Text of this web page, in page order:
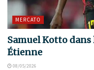
MERCATO
Samuel Kotto
Étienne
08/05/2026